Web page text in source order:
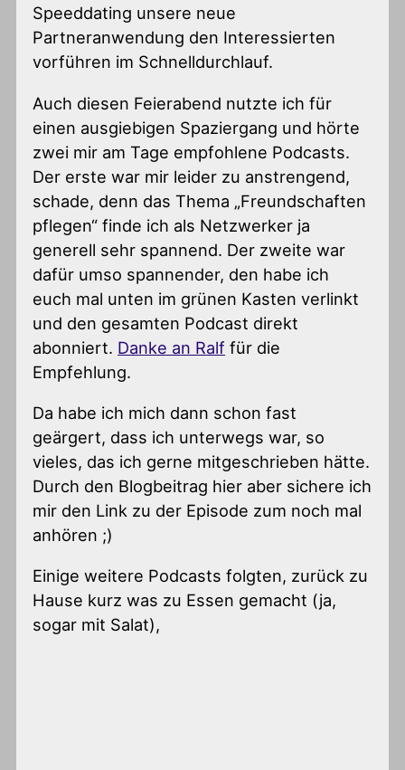
Speeddating unsere neue
Partneranwendung den Interessierten
vorführen im Schnelldurchlauf.
Auch diesen Feierabend nutzte ich für
einen ausgiebigen Spaziergang und hörte
zwei mir am Tage empfohlene Podcasts.
Der erste war mir leider zu anstrengend,
schade, denn das Thema „Freundschaften
pflegen“ finde ich als Netzwerker ja
generell sehr spannend. Der zweite war
dafür umso spannender, den habe ich
euch mal unten im grünen Kasten verlinkt
und den gesamten Podcast direkt
abonniert. Danke an Ralf für die
Empfehlung.
Da habe ich mich dann schon fast
geärgert, dass ich unterwegs war, so
vieles, das ich gerne mitgeschrieben hätte.
Durch den Blogbeitrag hier aber sichere ich
mir den Link zu der Episode zum noch mal
anhören ;)
Einige weitere Podcasts folgten, zurück zu
Hause kurz was zu Essen gemacht (ja,
sogar mit Salat),